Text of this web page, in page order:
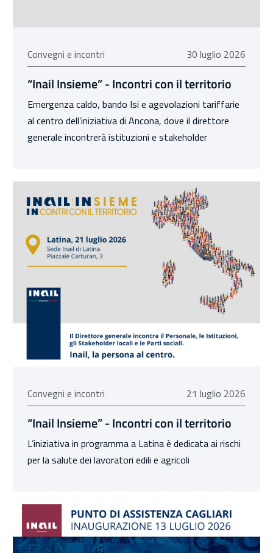
Convegni e incontri 30 luglio 2026
30 luglio 2026
“Inail Insieme” - Incontri con il territorio
Emergenza caldo, bando Isi e agevolazioni tariffarie
al centro dell’iniziativa di Ancona, dove il direttore
generale incontrerà istituzioni e stakeholder
Convegni e incontri 21 luglio 2026
21 luglio 2026
“Inail Insieme” - Incontri con il territorio
L’iniziativa in programma a Latina è dedicata ai rischi
per la salute dei lavoratori edili e agricoli